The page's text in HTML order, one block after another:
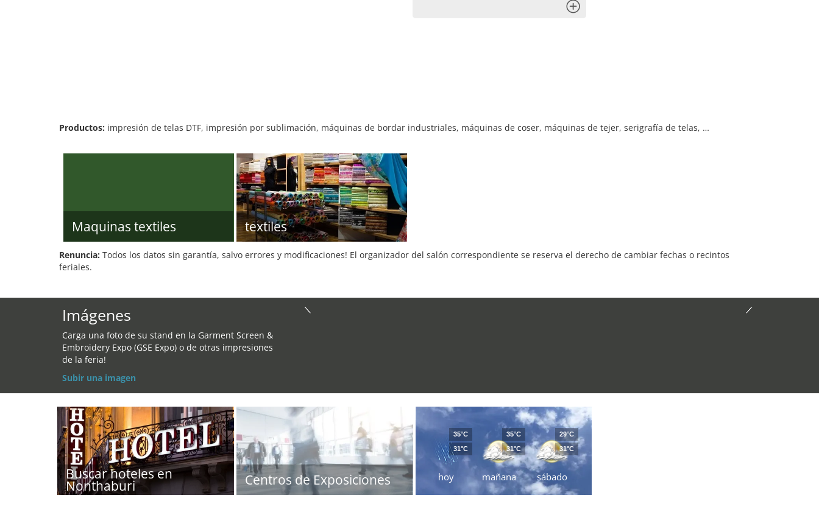
Productos: impresión de telas DTF, impresión por sublimación, máquinas de bordar industriales, máquinas de coser, máquinas de tejer, serigrafía de telas, …
Maquinas textiles textiles
Renuncia: Todos los datos sin garantía, salvo errores y modificaciones! El organizador del salón correspondiente se reserva el derecho de cambiar fechas o recintos
feriales.
Imágenes
Carga una foto de su stand en la Garment Screen &
Embroidery Expo (GSE Expo) o de otras impresiones
de la feria!
Subir una imagen
Buscar hoteles en
Nonthaburi Centros de Exposiciones hoy
35°C
31°C
mañana
35°C
31°C
sábado
29°C
31°C